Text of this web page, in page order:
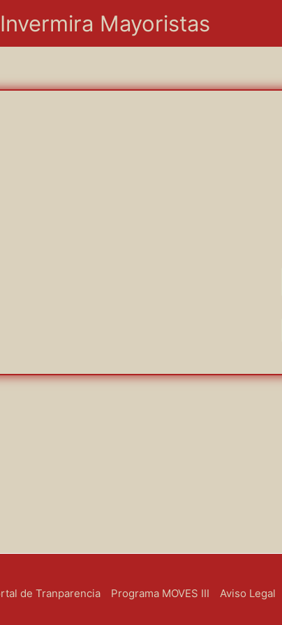
Invermira Mayoristas
de Tranparencia Programa MOVES III Aviso Legal